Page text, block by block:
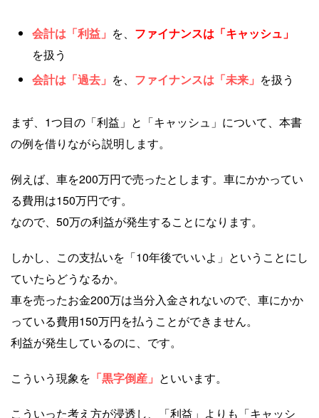
会計は「利益」 を、 ファイナンスは「キャッシュ」
を扱う
会計は「過去」 を、 ファイナンスは「未来」 を扱う
まず、1つ目の「利益」と「キャッシュ」について、本書
の例を借りながら説明します。
例えば、車を200万円で売ったとします。車にかかってい
る費用は150万円です。
なので、50万の利益が発生することになります。
しかし、この支払いを「10年後でいいよ」ということにし
ていたらどうなるか。
車を売ったお金200万は当分入金されないので、車にかか
っている費用150万円を払うことができません。
利益が発生しているのに、です。
こういう現象を 「黒字倒産」 といいます。
こういった考え方が浸透し、「利益」よりも「キャッシ